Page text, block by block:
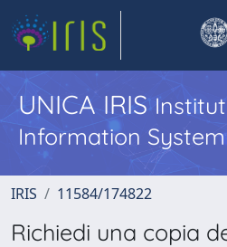
UNICA IRIS
Information System
IRIS 11584/174822
Richiedi una copia